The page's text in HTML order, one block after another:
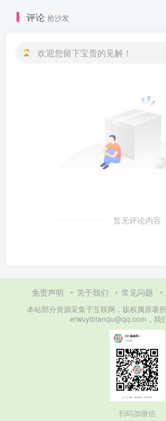
评论 抢沙发
欢迎您留下宝贵的见解！
暂无评论内容
免责声明 关于我们 常见问题
本站部分资源采集于互联网，版权属原著
erwuyibianqu@qq.com，我
扫码加微信